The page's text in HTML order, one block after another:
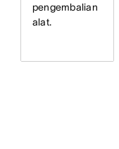
pengembalian
alat.